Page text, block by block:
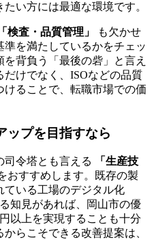
い方には最適な環境です。
「検査・品質管理」
も欠かせ
を満たしているかをチェッ
背負う「最後の砦」と言え
だけでなく、ISOなどの品質
ることで、転職市場での価
ップを目指すなら
司令塔とも言える
「生産技
おすすめします。既存の製
ている工場のデジタル化
知見があれば、岡山市の優
以上を実現することも十分
らこそできる改善提案は、